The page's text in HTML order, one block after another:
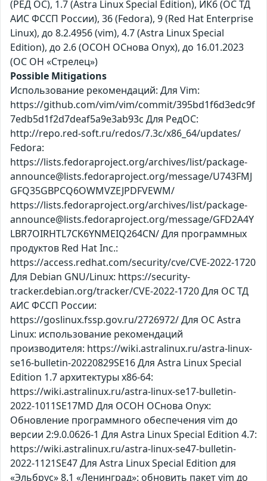
(РЕД ОС), 1.7 (Astra Linux Special Edition), ИК6 (ОС ТД
АИС ФССП России), 36 (Fedora), 9 (Red Hat Enterprise
Linux), до 8.2.4956 (vim), 4.7 (Astra Linux Special
Edition), до 2.6 (ОСОН ОСнова Оnyx), до 16.01.2023
(ОС ОН «Стрелец»)
Possible Mitigations
Использование рекомендаций: Для Vim:
https://github.com/vim/vim/commit/395bd1f6d3edc9f
7edb5d1f2d7deaf5a9e3ab93c Для РедОС:
http://repo.red-soft.ru/redos/7.3c/x86_64/updates/
Fedora:
https://lists.fedoraproject.org/archives/list/package-
announce@lists.fedoraproject.org/message/U743FMJ
GFQ35GBPCQ6OWMVZEJPDFVEWM/
https://lists.fedoraproject.org/archives/list/package-
announce@lists.fedoraproject.org/message/GFD2A4Y
LBR7OIRHTL7CK6YNMEIQ264CN/ Для программных
продуктов Red Hat Inc.:
https://access.redhat.com/security/cve/CVE-2022-1720
Для Debian GNU/Linux: https://security-
tracker.debian.org/tracker/CVE-2022-1720 Для ОС ТД
АИС ФССП России:
https://goslinux.fssp.gov.ru/2726972/ Для ОС Astra
Linux: использование рекомендаций
производителя: https://wiki.astralinux.ru/astra-linux-
se16-bulletin-20220829SE16 Для Astra Linux Special
Edition 1.7 архитектуры x86-64:
https://wiki.astralinux.ru/astra-linux-se17-bulletin-
2022-1011SE17MD Для ОСОН ОСнова Оnyx:
Обновление программного обеспечения vim до
версии 2:9.0.0626-1 Для Astra Linux Special Edition 4.7:
https://wiki.astralinux.ru/astra-linux-se47-bulletin-
2022-1121SE47 Для Astra Linux Special Edition для
«Эльбрус» 8.1 «Ленинград»: обновить пакет vim до